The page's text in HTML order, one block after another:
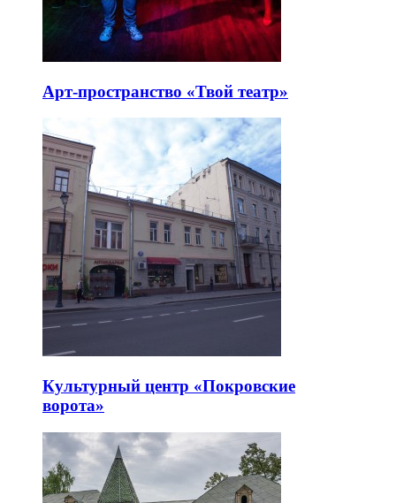
Арт-пространство «Твой театр»
Культурный центр «Покровские
ворота»